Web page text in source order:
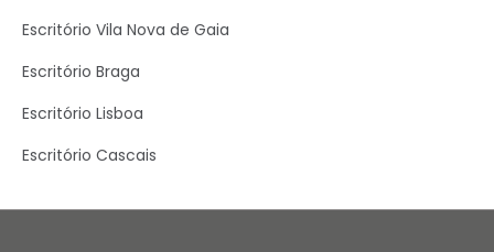
Escritório Vila Nova de Gaia
Escritório Braga
Escritório Lisboa
Escritório Cascais